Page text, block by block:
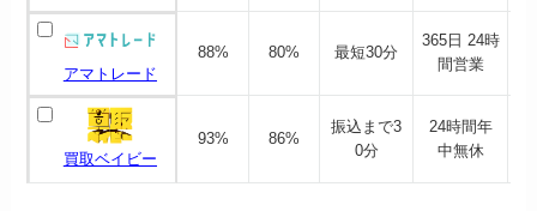
アマトレード
88% 80% 最短30分
365日 24時
間営業
買取ベイビー
93% 86%
振込まで3
0分
24時間年
中無休